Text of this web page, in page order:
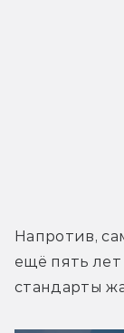
Напротив,
ещё пять
стандарты